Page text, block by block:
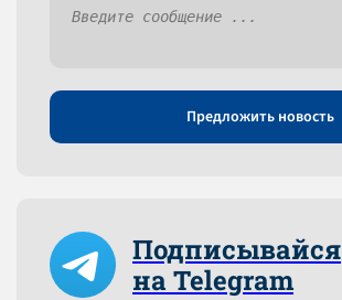
Предложить новость
Подписывайся
на Telegram